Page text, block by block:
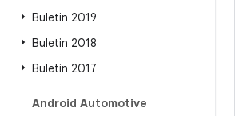
Buletin 2019
Buletin 2018
Buletin 2017
Android Automotive